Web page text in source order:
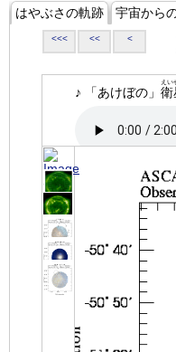
はやぶさの軌跡 宇宙から
<<< << <
♪ 「あけぼの」 衛
えい